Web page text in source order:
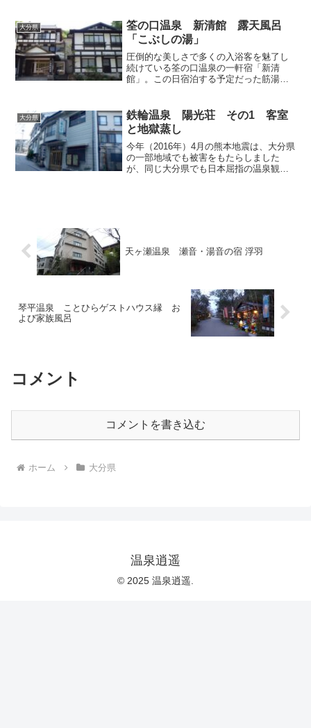
はそんな人々に背を向けて...
大分県
筌の口温泉 新清館 露天風呂
「こぶしの湯」
圧倒的な美しさで多くの入浴客を魅了し
続けている筌の口温泉の一軒宿「新清
館」。この日宿泊する予定だった筋湯温
らのお宿の露天風呂が紹介されており、
一度その景色と同化してみた...
大分県
鉄輪温泉 陽光荘 その1 客室
と地獄蒸し
今年（2016年）4月の熊本地震は、大分県
の一部地域でも被害をもたらしました
が、同じ大分県でも日本屈指の温泉観光
天ヶ瀬温泉 瀬音・湯音の宿 浮羽
琴平温泉 ことひらゲストハウス縁 お
よび家族風呂
コメント
コメントを書き込む
ホーム 大分県
温泉逍遥
© 2025 温泉逍遥.